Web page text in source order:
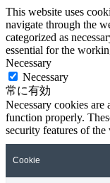
This website uses
navigate through the
categorized as
essential for the
Necessary
Necessary
常に有効
Necessary cookies are
function properly.
security features of
Cookie